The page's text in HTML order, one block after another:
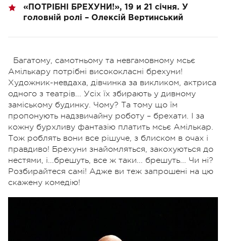
«ПОТРІБНІ БРЕХУНИ!», 19 и 21 січня. У
головній ролі – Олексій Вертинський
Багатому, самотньому та невгамовному мсьє
Амількару потрібні висококласні брехуни!
Художник-невдаха, дівчинка за викликом, актриса
одного з театрів... Усіх їх збирають у дивному
заміському будинку. Чому? Та тому що їм
пропонують надзвичайну роботу – брехати. І за
кожну бурхливу фантазію платить мсьє Амількар.
Тож роблять вони все рішуче, з блиском в очах і
правдиво! Брехуни знайомляться, закохуються до
нестями, і...брешуть, все ж таки... брешуть... Чи ні?
Розбирайтеся самі! Адже ви теж запрошені на цю
скажену комедію!